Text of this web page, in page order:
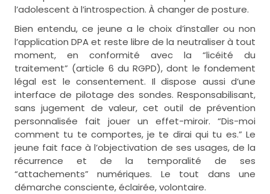
l’adolescent à l’introspection. À changer de posture.
Bien entendu, ce jeune a le choix d’installer ou non
l’application DPA et reste libre de la neutraliser à tout
moment, en conformité avec la “licéité du
traitement” (article 6 du RGPD), dont le fondement
légal est le consentement. Il dispose aussi d’une
interface de pilotage des sondes. Responsabilisant,
sans jugement de valeur, cet outil de prévention
personnalisée fait jouer un effet-miroir. “Dis-moi
comment tu te comportes, je te dirai qui tu es.” Le
jeune fait face à l’objectivation de ses usages, de la
récurrence et de la temporalité de ses
“attachements” numériques. Le tout dans une
démarche consciente, éclairée, volontaire.